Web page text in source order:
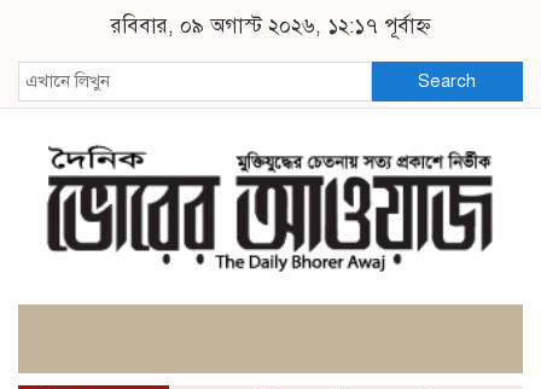
রবিবার, ০৯ অগাস্ট ২০২৬, ১২:১৭ পূর্বাহ্ন
Search